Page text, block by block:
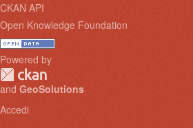
CKAN API
Open Knowledge Foundation
Powered by
and GeoSolutions
Accedi